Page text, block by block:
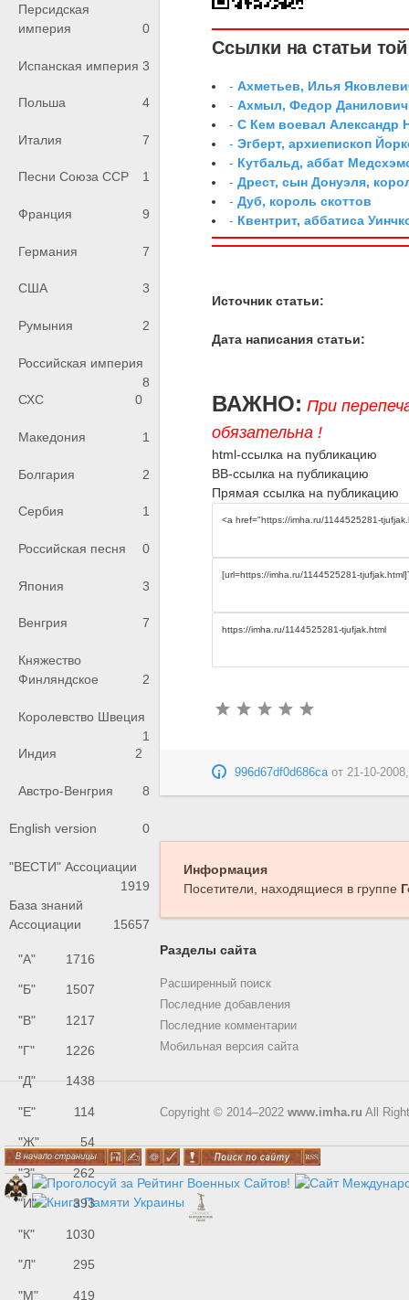
Персидская
империя
0
Испанская империя 3
Польша 4
Италия 7
Песни Союза ССР 1
Франция 9
Германия 7
США 3
Румыния 2
Российская империя
8
СХС
0
Македония 1
Болгария 2
Сербия 1
Российская песня 0
Япония 3
Венгрия 7
Княжество
Финляндское
2
Королевство Швеция
1
Индия
2
Австро-Венгрия 8
English version 0
"ВЕСТИ" Ассоциации
1919
База знаний
Ассоциации
15657
"А" 1716
"Б" 1507
"В" 1217
"Г" 1226
"Д" 1438
"Е" 114
"Ж" 54
"З" 262
"И" 393
"К" 1030
"Л" 295
"М" 419
Ссылки на статьи
-Ахметьев, Илья
-Ахмыл, Федор
-С Кем воевал Александр
-Эгберт, архиепископ
- Кутбальд, аббат
-Дрест, сын Донуэля,
-Дуб, король скоттов
- Квентрит, аббатиса
Источник статьи:
Дата написания статьи:
ВАЖНО: При
обязательна !
html-ссылка на публикацию
BB-ссылка на публикацию
Прямая ссылка на публикацию
996d67df0d686caот21-10-
Информация
Посетители, находящиеся в группе
Разделы сайта
Расширенный поиск
Последние добавления
Последние комментарии
Мобильная версия сайта
Copyright © 2014–2022 www.imha.ru All